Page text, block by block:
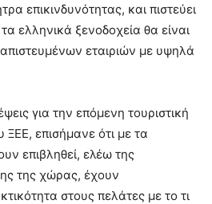
επικινδυνότητας, και πιστεύει
ελληνικά ξενοδοχεία θα είναι
εταιριών με υψηλά
για την επόμενη τουριστική
επισήμανε ότι με τα
επιβληθεί, ελέω της
της χώρας, έχουν
στους πελάτες με το τι